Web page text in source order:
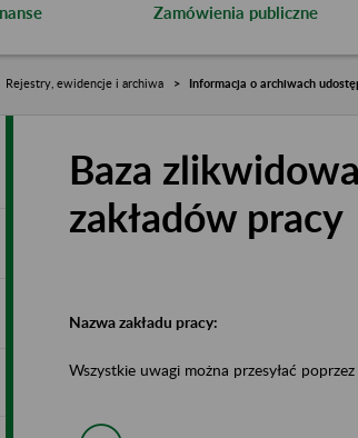
Zamówienia publiczne
Rejestry, ewidencje i archiwa Informacja o archiwach
Baza
zakładów pracy
Nazwa zakładu pracy:
Wszystkie uwagi można przesyłać poprzez